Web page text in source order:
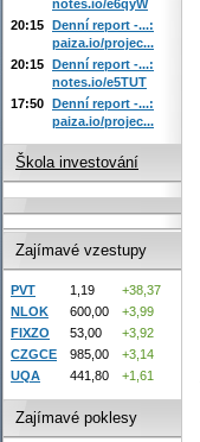
notes.io/e6qyW
20:15 Denní report -...:
paiza.io/projec...
20:15 Denní report -...:
notes.io/e5TUT
17:50 Denní report -...:
paiza.io/projec...
Škola investování
Zajímavé vzestupy
PVT 1,19
+38,37
NLOK
600,00
+3,99
FIXZO
53,00
+3,92
CZGCE
985,00
+3,14
UQA
441,80 +1,61
Zajímavé poklesy